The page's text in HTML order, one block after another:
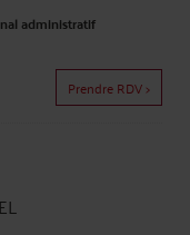
administratif
Prendre RDV >